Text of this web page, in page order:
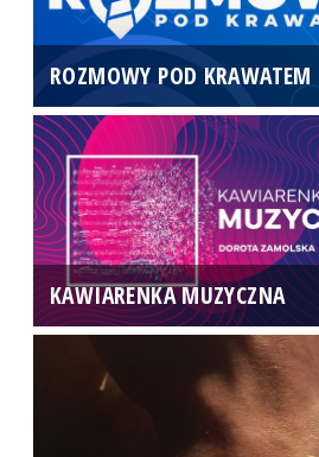
ROZMOWY POD KRAWATEM
KAWIARENKA MUZYCZNA